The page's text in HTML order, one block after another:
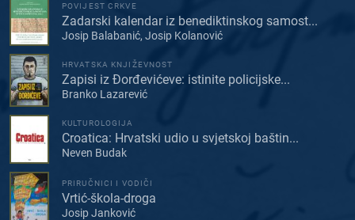
POVIJEST CRKVE
Zadarski kalendar iz benediktinskog samost...
Josip Balabanić, Josip Kolanović
HRVATSKA KNJIŽEVNOST
Zapisi iz Đorđevićeve: istinite policijske...
Branko Lazarević
KULTUROLOGIJA
Croatica: Hrvatski udio u svjetskoj baštin...
Neven Budak
PRIRUČNICI I VODIČI
Vrtić-škola-droga
Josip Janković